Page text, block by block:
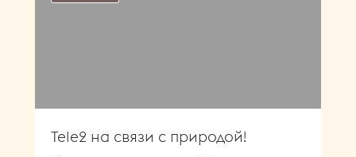
Tele2 на связи с природой!